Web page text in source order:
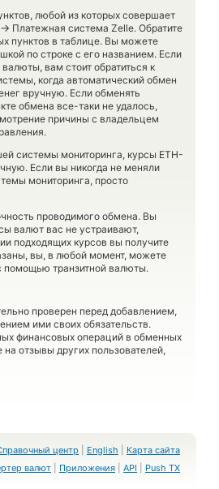
любой из которых совершает
→ Платежная система Zelle. Обратите
пунктов в таблице. Вы можете
по строке с его названием. Если
вам стоит обратиться к
когда автоматический обмен
вручную. Если обменять
обмена все-таки не удалось,
причины с владельцем
системы мониторинга, курсы ETH-
Если вы никогда не меняли
мониторинга, просто
проводимого обмена. Вы
валют вас не устраивают,
подходящих курсов вы получите
вы, в любой момент, можете
помощью транзитной валюты.
проверен перед добавлением,
ими своих обязательств.
финансовых операций в обменных
отзывы других пользователей,
центр English
Карта сайта
валют
Приложения API Push TX